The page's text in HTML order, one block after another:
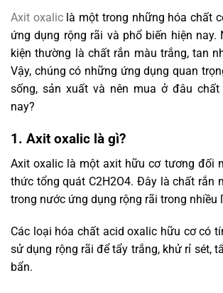
Axit oxalic là một trong những hóa chất
ứng dụng rộng rãi và phổ biến hiện nay.
kiện thường là chất rắn màu trắng, tan
Vậy, chúng có những ứng dụng quan
sống, sản xuất và nên mua ở đâu
nay?
1. Axit oxalic là gì?
Axit oxalic là một axit hữu cơ tương đối
thức tổng quát C2H2O4. Đây là chất rắn
trong nước ứng dụng rộng rãi trong nhiều
Các loại hóa chất acid oxalic hữu cơ có
sử dụng rộng rãi để tẩy trắng, khử rỉ sét,
bẩn.